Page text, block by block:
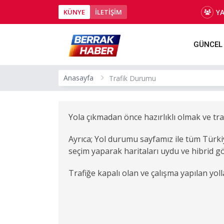
KÜNYE İLETİŞİM
GÜNCEL
Anasayfa Trafik Durumu
Yola çıkmadan önce hazırlıklı olmak
Ayrıca; Yol durumu sayfamız ile tüm
seçim yaparak haritaları uydu ve hibrid
Trafiğe kapalı olan ve çalışma yapılan